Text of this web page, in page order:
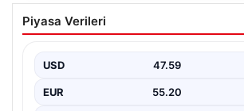
Dereye düştü: 3 yaşındaki
hayatını kaybetti
Piyasa Verileri
USD 47.59
EUR 55.20